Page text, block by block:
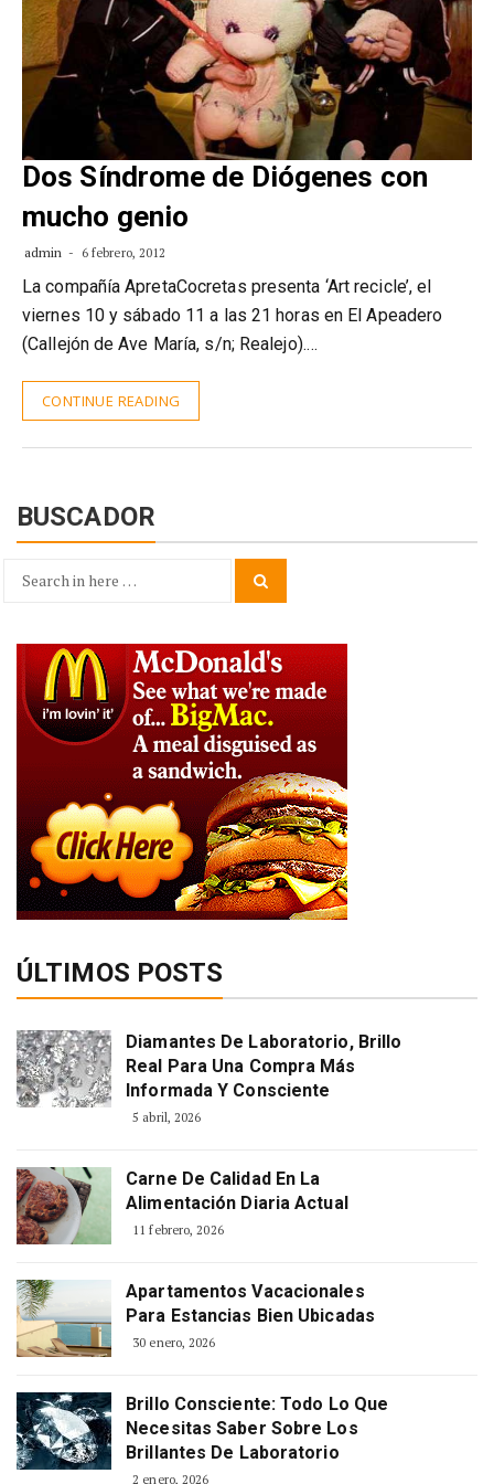
Dos Síndrome de Diógenes con
mucho genio
admin 6 febrero, 2012
La compañía ApretaCocretas presenta ‘Art recicle’, el
viernes 10 y sábado 11 a las 21 horas en El Apeadero
(Callejón de Ave María, s/n; Realejo).…
CONTINUE READING
BUSCADOR
Search
ÚLTIMOS POSTS
Diamantes De Laboratorio, Brillo
Real Para Una Compra Más
Informada Y Consciente
5 abril, 2026
Carne De Calidad En La
Alimentación Diaria Actual
11 febrero, 2026
Apartamentos Vacacionales
Para Estancias Bien Ubicadas
30 enero, 2026
Brillo Consciente: Todo Lo Que
Necesitas Saber Sobre Los
Brillantes De Laboratorio
2 enero, 2026